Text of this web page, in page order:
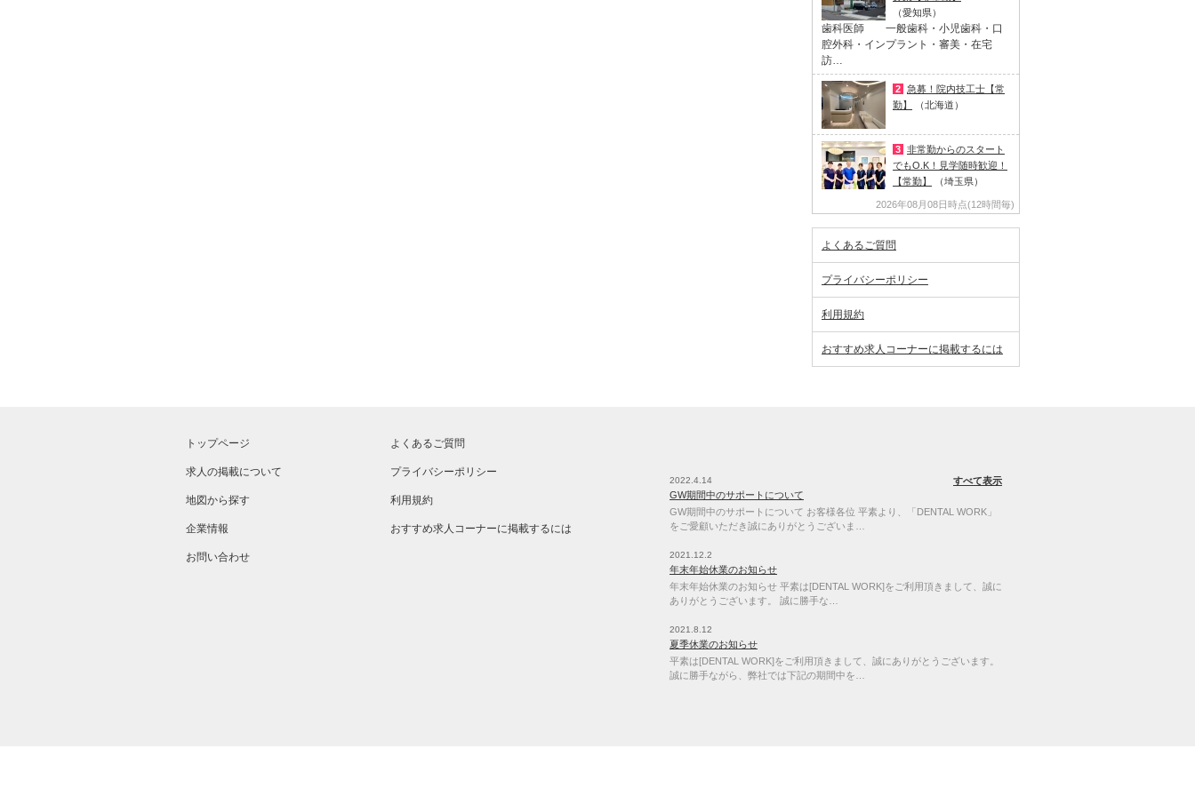
（愛知県）
歯科医師 一般歯科・小児歯科・口
腔外科・インプラント・審美・在宅
訪…
2 急募！院内技工士【常
勤】
（北海道）
3 非常勤からのスタート
でもO.K！見学随時歓迎！
【常勤】
（埼玉県）
2026年08月08日時点(12時間毎)
よくあるご質問
プライバシーポリシー
利用規約
おすすめ求人コーナーに掲載するには
トップページ
求人の掲載について
地図から探す
企業情報
お問い合わせ
よくあるご質問
プライバシーポリシー
利用規約
おすすめ求人コーナーに掲載するには
すべて表示
2022.4.14
GW期間中のサポートについて
GW期間中のサポートについて お客様各位 平素より、「DENTAL WORK」
をご愛顧いただき誠にありがとうございま…
2021.12.2
年末年始休業のお知らせ
年末年始休業のお知らせ 平素は[DENTAL WORK]をご利用頂きまして、誠に
ありがとうございます。 誠に勝手な…
2021.8.12
夏季休業のお知らせ
平素は[DENTAL WORK]をご利用頂きまして、誠にありがとうございます。
誠に勝手ながら、弊社では下記の期間中を…